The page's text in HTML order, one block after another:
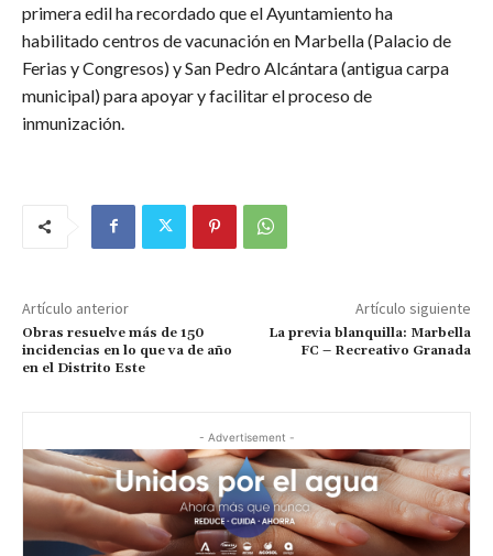
primera edil ha recordado que el Ayuntamiento ha
habilitado centros de vacunación en Marbella (Palacio de
Ferias y Congresos) y San Pedro Alcántara (antigua carpa
municipal) para apoyar y facilitar el proceso de
inmunización.
Artículo anterior
Obras resuelve más de 150
incidencias en lo que va de año
en el Distrito Este
Artículo siguiente
La previa blanquilla: Marbella
FC – Recreativo Granada
- Advertisement -